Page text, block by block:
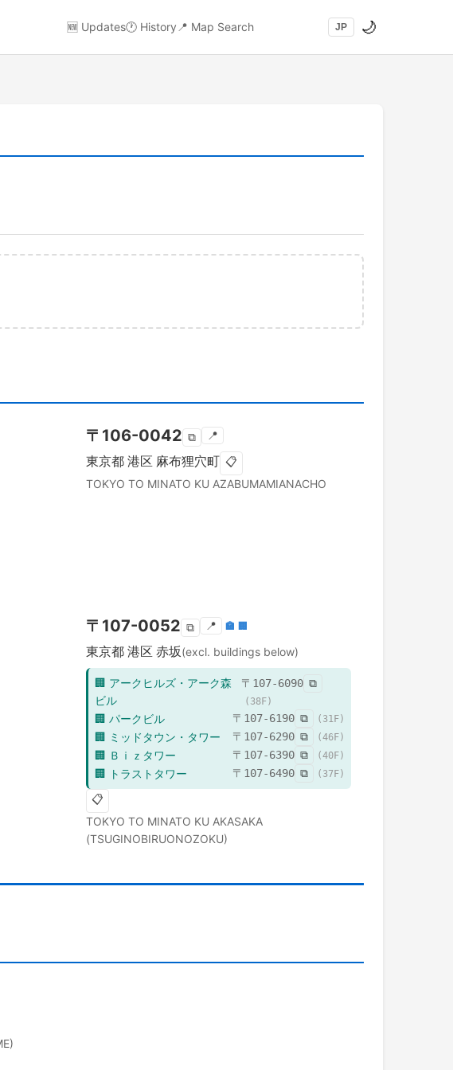
🆕 Updates🕐 History 📍 Map Search JP 🌙
〒 106-0042 ⧉ 📍
東京都 港区 麻布狸穴町 📋
TOKYO TO MINATO KU AZABUMAMIANACHO
〒 107-0052 ⧉ 📍 🏣 🏢
東京都 港区 赤坂(excl. buildings below)
🏢 アークヒルズ・アーク森
ビル
〒 107-6090 ⧉
( 38F)
🏢 パークビル 〒 107-6190 ⧉ ( 31F)
🏢 ミッドタウン・タワー 〒 107-6290 ⧉ (46F)
🏢 Ｂｉｚタワー 〒 107-6390 ⧉ (40F)
🏢 トラストタワー 〒 107-6490 ⧉ ( 37F)
📋
TOKYO TO MINATO KU AKASAKA
(TSUGINOBIRUONOZOKU)